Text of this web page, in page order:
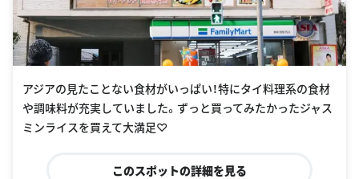
アジアの見たことない食材がいっぱい！特にタイ料理系の食材
や調味料が充実していました。ずっと買ってみたかったジャス
ミンライスを買えて大満足♡
このスポットの詳細を見る